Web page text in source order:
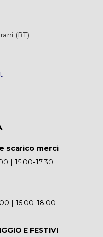
(BT)
scarico merci
| 15.00-17.30
| 15.00-18.00
E FESTIVI